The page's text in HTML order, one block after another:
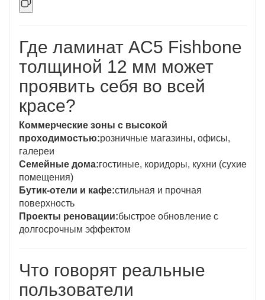
Где ламинат AC5 Fishbone
толщиной 12 мм может
проявить себя во всей
красе?
Коммерческие зоны с высокой
проходимостью:розничные магазины, офисы,
галереи
Семейные дома:гостиные, коридоры, кухни (сухие
помещения)
Бутик-отели и кафе:стильная и прочная
поверхность
Проекты реновации:быстрое обновление с
долгосрочным эффектом
Что говорят реальные
пользователи